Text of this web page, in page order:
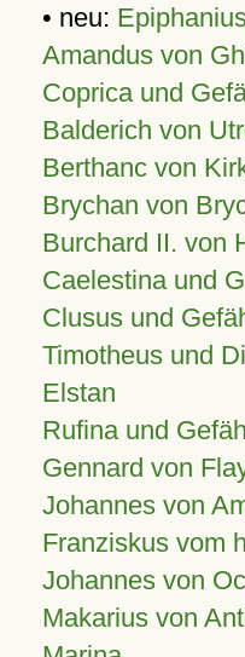
• neu:
Amandus von
Coprica und
Balderich von
Berthanc von
Brychan von
Burchard II. von
Caelestina und
Clusus und
Timotheus und
Elstan
Rufina und
Gennard von
Johannes von
Franziskus vom
Johannes von
Makarius von